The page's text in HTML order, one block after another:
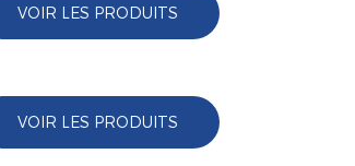
VOIR LES PRODUITS
VOIR LES PRODUITS